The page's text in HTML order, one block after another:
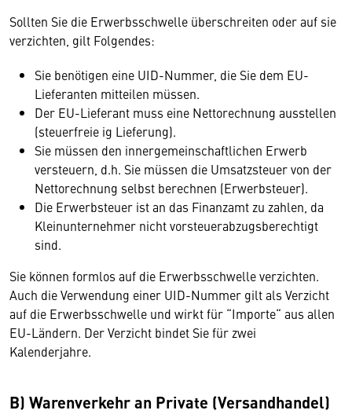
Sollten Sie die Erwerbsschwelle überschreiten oder auf sie
verzichten, gilt Folgendes:
Sie benötigen eine UID-Nummer, die Sie dem EU-
Lieferanten mitteilen müssen.
Der EU-Lieferant muss eine Nettorechnung ausstellen
(steuerfreie ig Lieferung).
Sie müssen den innergemeinschaftlichen Erwerb
versteuern, d.h. Sie müssen die Umsatzsteuer von der
Nettorechnung selbst berechnen (Erwerbsteuer).
Die Erwerbsteuer ist an das Finanzamt zu zahlen, da
Kleinunternehmer nicht vorsteuerabzugsberechtigt
sind.
Sie können formlos auf die Erwerbsschwelle verzichten.
Auch die Verwendung einer UID-Nummer gilt als Verzicht
auf die Erwerbsschwelle und wirkt für “Importe“ aus allen
EU-Ländern. Der Verzicht bindet Sie für zwei
Kalenderjahre.
B) Warenverkehr an Private (Versandhandel)